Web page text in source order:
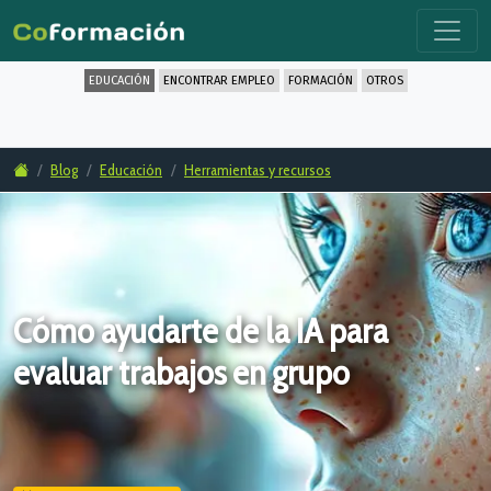
EDUCACIÓN ENCONTRAR EMPLEO FORMACIÓN OTROS
Blog Educación Herramientas y recursos
Cómo ayudarte de la IA para
evaluar trabajos en grupo